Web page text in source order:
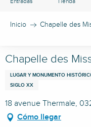
Inicio Chapelle des
Chapelle des
LUGAR Y MONUMENTO
SIGLO XX
18 avenue Thermale,
Cómo llegar